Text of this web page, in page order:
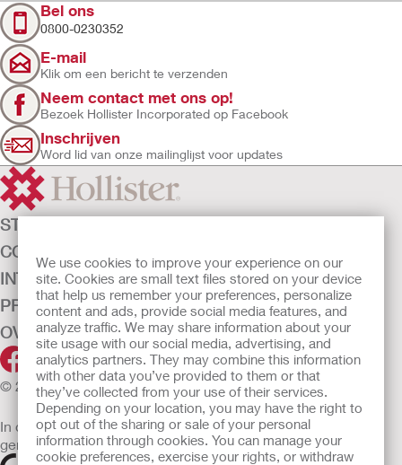
We use cookies to improve your experience on our
site. Cookies are small text files stored on your device
that help us remember your preferences, personalize
content and ads, provide social media features, and
analyze traffic. We may share information about your
site usage with our social media, advertising, and
analytics partners. They may combine this information
with other data you’ve provided to them or that
they’ve collected from your use of their services.
Depending on your location, you may have the right to
opt out of the sharing or sale of your personal
information through cookies. You can manage your
cookie preferences, exercise your rights, or withdraw
Bel ons
0800-0230352
E-mail
Klik om een bericht te verzenden
Neem contact met ons op!
Bezoek Hollister Incorporated op Facebook
Inschrijven
Word lid van onze mailinglijst voor updates
STOMAZORG
CONTINENTIEZORG
INTENSIEVE ZORG
PRODUCTEN
OVER ONS
© 2026 Hollister Incorporated
In de EU verkochte medische hulpmiddelen dienen
gemarkeerd te zijn met een van de volgende symbolen